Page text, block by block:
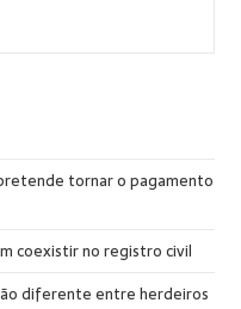
tornar o pagamento
coexistir no registro civil
diferente entre herdeiros